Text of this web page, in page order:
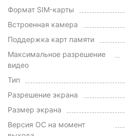
Формат SIM-карты
Встроенная камера
Поддержка карт памяти
Максимальное разрешение
видео
Тип
Разрешение экрана
Размер экрана
Версия ОС на момент